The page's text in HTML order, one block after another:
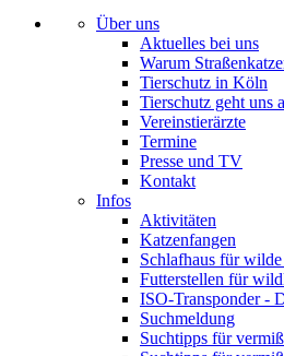
Über uns
Aktuelles bei uns
Warum
Tierschutz in Köln
Tierschutz geht uns
Vereinstierärzte
Termine
Presse und TV
Kontakt
Infos
Aktivitäten
Katzenfangen
Schlafhaus für
Futterstellen für
ISO-Transponder -
Suchmeldung
Suchtipps für